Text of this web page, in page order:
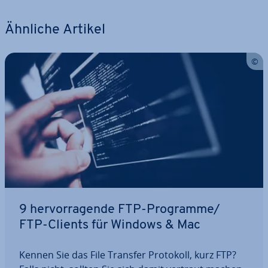
Ähnliche Artikel
9 her­vor­ra­gen­de FTP-Programme/
FTP-Clients für Windows & Mac
Kennen Sie das File Transfer Protokoll, kurz FTP?